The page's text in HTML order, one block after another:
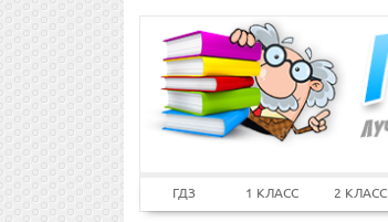
ГДЗ 1 КЛАСС 2 КЛАСС